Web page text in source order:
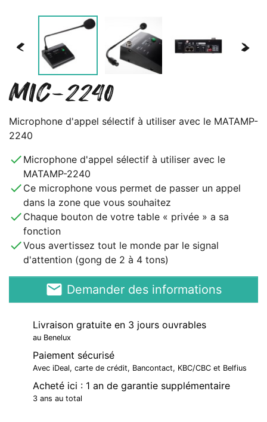
< >
MIC-2240
Microphone d'appel sélectif à utiliser avec le MATAMP-
2240
done Microphone d'appel sélectif à utiliser avec le
MATAMP-2240
done Ce microphone vous permet de passer un appel
dans la zone que vous souhaitez
done Chaque bouton de votre table « privée » a sa
fonction
doneVous avertissez tout le monde par le signal
d'attention (gong de 2 à 4 tons)
email Demander des informations
Livraison gratuite en 3 jours ouvrables
au Benelux
Paiement sécurisé
Avec iDeal, carte de crédit, Bancontact, KBC/CBC et Belfius
Acheté ici : 1 an de garantie supplémentaire
3 ans au total